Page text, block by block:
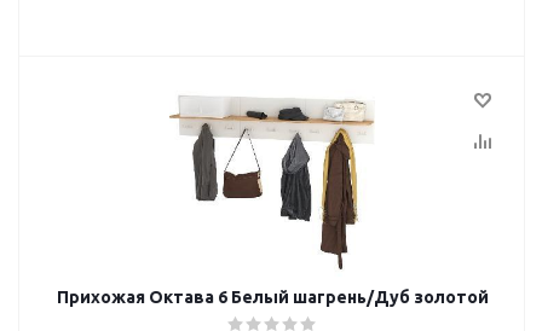
Прихожая Октава 6 Белый шагрень/Дуб золотой